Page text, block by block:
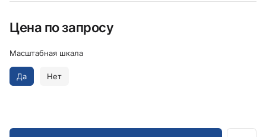
Цена по запросу
Масштабная шкала
Да Нет